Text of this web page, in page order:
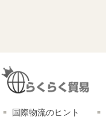
国際物流のヒント